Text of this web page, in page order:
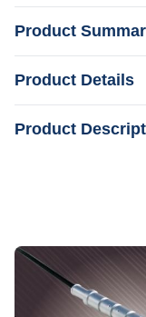
Product
lösen 2.Die
Product Details
Hervorheben: Nd
Laser Type:
Faserlaser
Product